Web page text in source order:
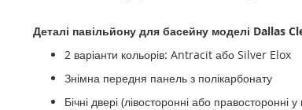
Деталі павільйону для басейну моделі Dallas
2 варіанти кольорів: Antracit або Silver Elox
Знімна передня панель з полікарбонату
Бічні двері (лівосторонні або правосторонні